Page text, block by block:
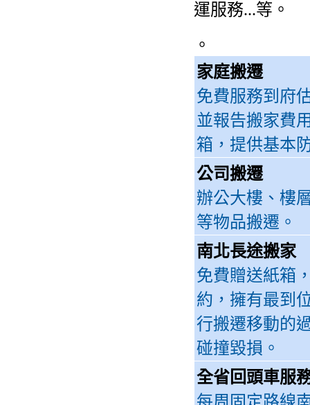
運服務...等。
。
家庭搬遷
免費服務到府
並報告搬家費
箱，提供基本
公司搬遷
辦公大樓、樓
等物品搬遷。
南北長途搬家
免費贈送紙箱
約，擁有最到
行搬遷移動的
碰撞毀損。
全省回頭車服